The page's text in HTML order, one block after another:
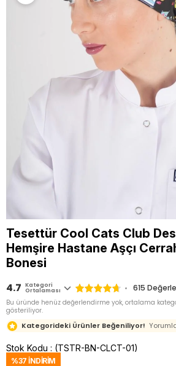
Tesettür Cool Cats Club
Hemşire Hastane Aşçı
Bonesi
4.7 Kategori
Ortalaması 615
Bu üründe henüz değerlendirme yok, ortalama
gösteriliyor.
Kategorideki Ürünler Beğeniliyor!
Stok Kodu (TSTR-BN-CLCT-01)
%37 İNDIRIM